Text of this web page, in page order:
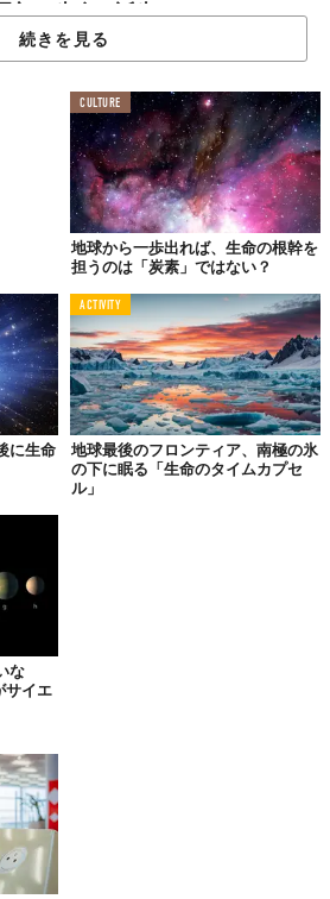
初の生命の誕生、
年前の可能性も
拠を発見。動物の生命が誕生したのは約6
るため、今回の発見が正しければ生命の
ることになるという。
ンスヴィル盆地にはかつて内海になっ
は「生命活動に必要なリンや酸素が豊
えているとのこと。その環境が生命体を
め、21億年前には生命が誕生していた
の歴史が大きく変わることになるが、
を支持する科学者は多くはないそう。
の「生命誕生は6億3500万年前説」が
。
よると、例えば、「ユニバーシティ・
Shields教授は
在していたことは否定しないが、生命
きない」と述べている。また、「ロン
Rugen氏も「21億年前に生命が出現し
る証拠が必要だ」と、今回の発表に懐
で掘削された堆積物の分析を進めると
見つかれば、生命の起源に関するこれ
れない。
Top image: ©
TABI LABO
、もっと広いはずだ。
続きを見る
CULTURE
地球から一歩出れば、生命の根幹を
担うのは「炭素」ではない？
に生命
ACTIVITY
地球最後のフロンティア、南極の氷
の下に眠る「生命のタイムカプセ
ル」
な
サイエ